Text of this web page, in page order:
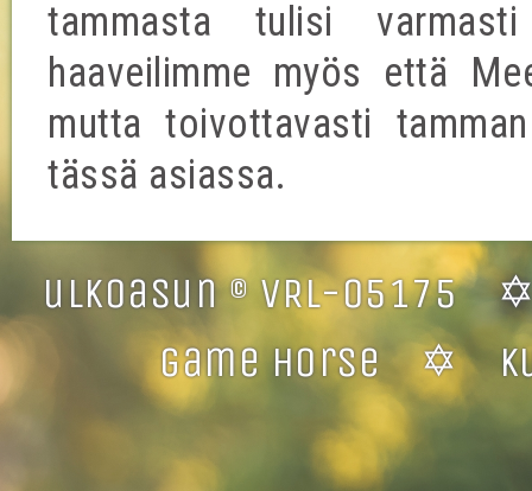
tammasta tulisi
haaveilimme myös että
mutta toivottavasti
tässä asiassa.
ulkoasun © VRL-
game horse ✡